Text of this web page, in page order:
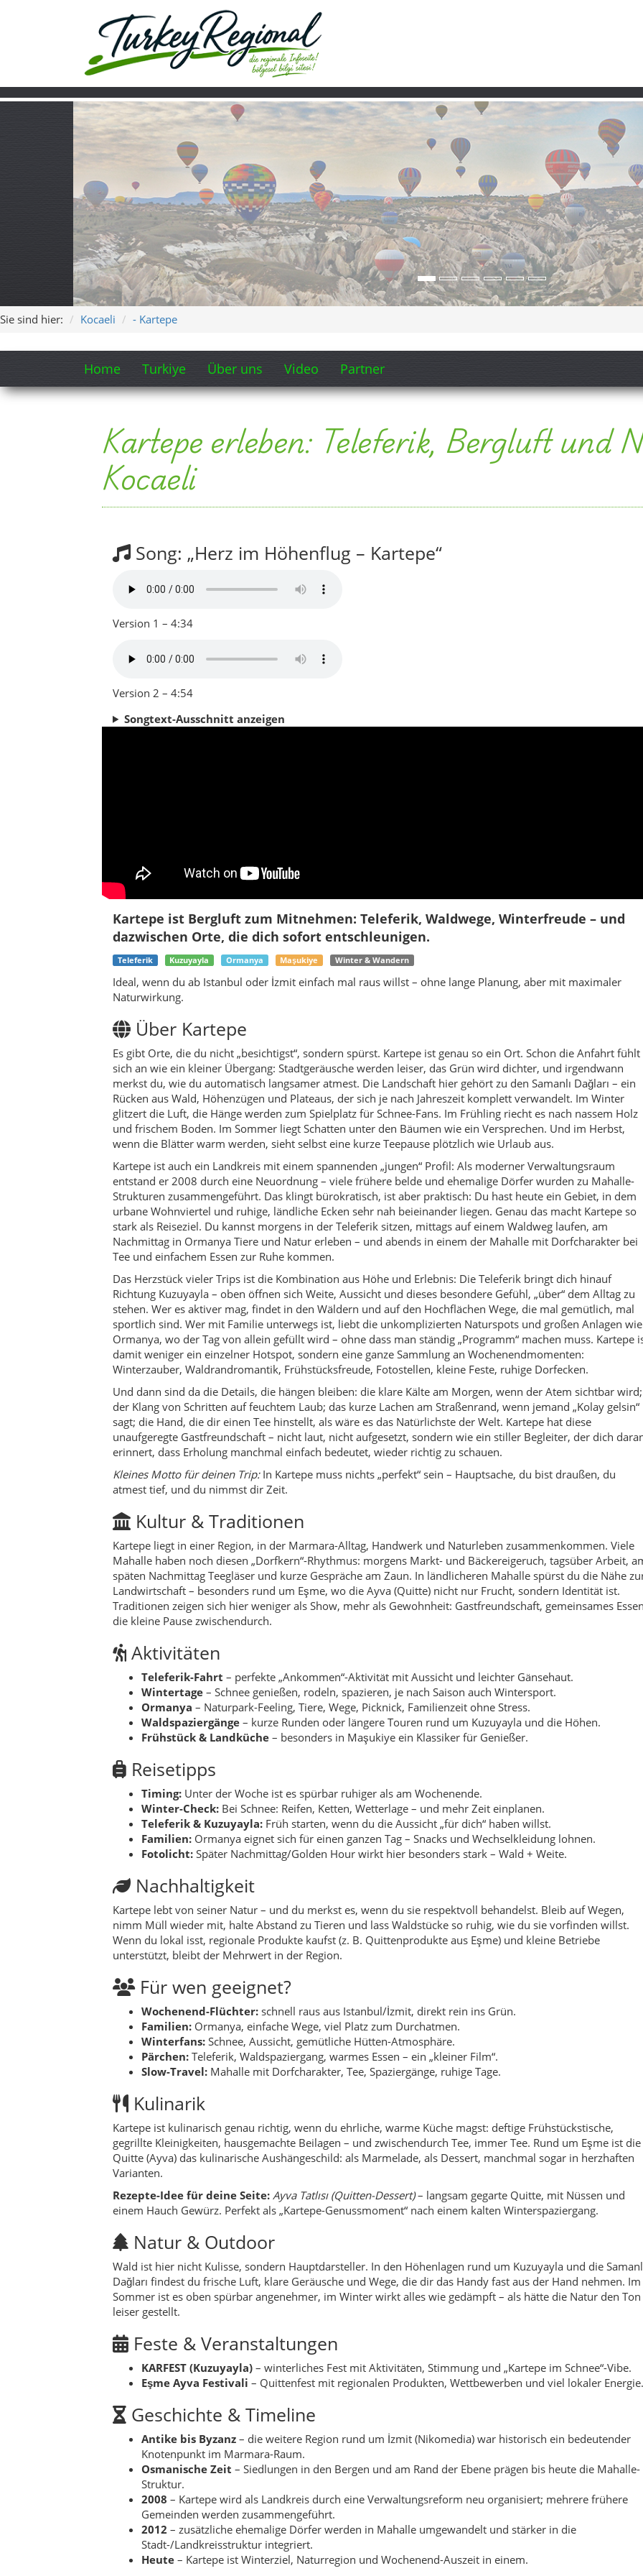
Kocaeli - Kartepe
Home Turkiye Über uns Video
Kartepe erleben: Teleferik, Bergluft und
Kocaeli
Song: „Herz im Höhenflug – Kartepe“
Version 2 – 4:54
Kartepe ist Bergluft zum Mitnehmen: Teleferik, Waldwege, Winterfreude – und
dazwischen Orte, die dich sofort entschleunigen.
sich an wie ein kleiner Übergang: Stadtgeräusche werden leiser, das Grün wird dichter, und irgendwann
merkst du, wie du automatisch langsamer atmest. Die Landschaft hier gehört zu den Samanlı Dağları – ein
Rücken aus Wald, Höhenzügen und Plateaus, der sich je nach Jahreszeit komplett verwandelt. Im Winter
und frischem Boden. Im Sommer liegt Schatten unter den Bäumen wie ein Versprechen. Und im Herbst,
wenn die Blätter warm werden, sieht selbst eine kurze Teepause plötzlich wie Urlaub aus.
Kartepe ist auch ein Landkreis mit einem spannenden „jungen“ Profil: Als moderner Verwaltungsraum
entstand er 2008 durch eine Neuordnung – viele frühere belde und ehemalige Dörfer wurden zu Mahalle-
Strukturen zusammengeführt. Das klingt bürokratisch, ist aber praktisch: Du hast heute ein Gebiet, in dem
urbane Wohnviertel und ruhige, ländliche Ecken sehr nah beieinander liegen. Genau das macht Kartepe so
stark als Reiseziel. Du kannst morgens in der Teleferik sitzen, mittags auf einem Waldweg laufen, am
Nachmittag in Ormanya Tiere und Natur erleben – und abends in einem der Mahalle mit Dorfcharakter bei
Tee und einfachem Essen zur Ruhe kommen.
Das Herzstück vieler Trips ist die Kombination aus Höhe und Erlebnis: Die Teleferik bringt dich hinauf
Richtung Kuzuyayla – oben öffnen sich Weite, Aussicht und dieses besondere Gefühl, „über“ dem Alltag zu
stehen. Wer es aktiver mag, findet in den Wäldern und auf den Hochflächen Wege, die mal gemütlich, mal
sportlich sind. Wer mit Familie unterwegs ist, liebt die unkomplizierten Naturspots und großen Anlagen wie
Ormanya, wo der Tag von allein gefüllt wird – ohne dass man ständig „Programm“ machen muss. Kartepe ist
damit weniger ein einzelner Hotspot, sondern eine ganze Sammlung an Wochenendmomenten:
Winterzauber, Waldrandromantik, Frühstücksfreude, Fotostellen, kleine Feste, ruhige Dorfecken.
Und dann sind da die Details, die hängen bleiben: die klare Kälte am Morgen, wenn der Atem sichtbar wird;
der Klang von Schritten auf feuchtem Laub; das kurze Lachen am Straßenrand, wenn jemand „Kolay gelsin“
sagt; die Hand, die dir einen Tee hinstellt, als wäre es das Natürlichste der Welt. Kartepe hat diese
unaufgeregte Gastfreundschaft – nicht laut, nicht aufgesetzt, sondern wie ein stiller Begleiter, der dich daran
erinnert, dass Erholung manchmal einfach bedeutet, wieder richtig zu schauen.
atmest tief, und du nimmst dir Zeit.
Kultur & Traditionen
Kartepe liegt in einer Region, in der Marmara-Alltag, Handwerk und Naturleben zusammenkommen. Viele
Mahalle haben noch diesen „Dorfkern“-Rhythmus: morgens Markt- und Bäckereigeruch, tagsüber Arbeit, am
späten Nachmittag Teegläser und kurze Gespräche am Zaun. In ländlicheren Mahalle spürst du die Nähe zur
Landwirtschaft – besonders rund um Eşme, wo die Ayva (Quitte) nicht nur Frucht, sondern Identität ist.
Traditionen zeigen sich hier weniger als Show, mehr als Gewohnheit: Gastfreundschaft, gemeinsames Essen,
die kleine Pause zwischendurch.
Aktivitäten
Teleferik-Fahrt– perfekte „Ankommen“-Aktivität mit Aussicht und leichter Gänsehaut.
Wintertage– Schnee genießen, rodeln, spazieren, je nach Saison auch Wintersport.
Waldspaziergänge– kurze Runden oder längere Touren rund um Kuzuyayla und die Höhen.
Frühstück & Landküche– besonders in Maşukiye ein Klassiker für Genießer.
Reisetipps
Timing:Unter der Woche ist es spürbar ruhiger als am Wochenende.
Winter-Check:Bei Schnee: Reifen, Ketten, Wetterlage – und mehr Zeit einplanen.
Teleferik & Kuzuyayla:Früh starten, wenn du die Aussicht „für dich“ haben willst.
Fotolicht:Später Nachmittag/Golden Hour wirkt hier besonders stark – Wald + Weite.
Nachhaltigkeit
Kartepe lebt von seiner Natur – und du merkst es, wenn du sie respektvoll behandelst. Bleib auf Wegen,
nimm Müll wieder mit, halte Abstand zu Tieren und lass Waldstücke so ruhig, wie du sie vorfinden willst.
Wenn du lokal isst, regionale Produkte kaufst (z. B. Quittenprodukte aus Eşme) und kleine Betriebe
Für wen geeignet?
Wochenend-Flüchter:schnell raus aus Istanbul/İzmit, direkt rein ins Grün.
Familien: Ormanya, einfache Wege, viel Platz zum Durchatmen.
Winterfans:Schnee, Aussicht, gemütliche Hütten-Atmosphäre.
Pärchen:Teleferik, Waldspaziergang, warmes Essen – ein „kleiner Film“.
Kulinarik
Kartepe ist kulinarisch genau richtig, wenn du ehrliche, warme Küche magst: deftige Frühstückstische,
gegrillte Kleinigkeiten, hausgemachte Beilagen – und zwischendurch Tee, immer Tee. Rund um Eşme ist die
Quitte (Ayva) das kulinarische Aushängeschild: als Marmelade, als Dessert, manchmal sogar in herzhaften
Rezepte-Idee für deine Seite: Ayva Tatlısı (Quitten-Dessert)
einem Hauch Gewürz. Perfekt als „Kartepe-Genussmoment“ nach einem kalten Winterspaziergang.
Natur & Outdoor
Wald ist hier nicht Kulisse, sondern Hauptdarsteller. In den Höhenlagen rund um Kuzuyayla und die Samanlı
Dağları findest du frische Luft, klare Geräusche und Wege, die dir das Handy fast aus der Hand nehmen. Im
Sommer ist es oben spürbar angenehmer, im Winter wirkt alles wie gedämpft – als hätte die Natur den Ton
leiser gestellt.
Feste & Veranstaltungen
KARFEST (Kuzuyayla)– winterliches Fest mit Aktivitäten, Stimmung und „Kartepe im Schnee“-Vibe.
Eşme Ayva Festivali
Geschichte & Timeline
Antike bis Byzanz
– die weitere Region rund um İzmit (Nikomedia) war historisch ein bedeutender
Knotenpunkt im Marmara-Raum.
Osmanische Zeit– Siedlungen in den Bergen und am Rand der Ebene prägen bis heute die Mahalle-
Struktur.
2008– Kartepe wird als Landkreis durch eine Verwaltungsreform neu organisiert; mehrere frühere
Gemeinden werden zusammengeführt.
Stadt-/Landkreisstruktur integriert.
Heute– Kartepe ist Winterziel, Naturregion und Wochenend-Auszeit in einem.
Hidden Gems
Früher Kuzuyayla-Moment– kurz nach Sonnenaufgang ist die Stimmung oben am stärksten: klar,
still, fast meditativ.
Ruhige Mahalle-Runden– in Sultaniye, Ketenciler oder Şirinsulhiye wirken kurze Spaziergänge wie
„Landfilm“.
Eşme in der Erntezeit– wenn Quittenstände auftauchen, wird das Alltägliche plötzlich zum
Reisesouvenir.
Waldpausen abseits der Hotspots– kleine Lichtungen und Randwege sind oft die besten Fotoplätze.
Legenden
In Kartepe erzählen die Leute Geschichten nicht wie „Märchen“, sondern wie Erinnerungen, die sich über